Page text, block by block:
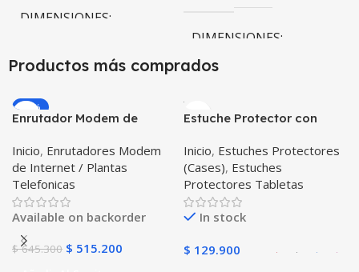
DIMENSIONES
10 × 10 × 10 cm
DIMENSIONES
COLOR Negro ,Rosa
PULSO ADICIONAL
Goma , Metalizado
Productos más comprados
-20%
Enrutador Modem de
Libre Todo Operador 4G
LTE SIMCARD
Inicio, Enrutadores Modem
de Internet / Plantas
Telefonicas
Available on backorder
$645.300 $ 515.200
Estuche Protector con
Tablet Samsung Galaxy
Tab A8 10.5 2021 – 2022
SM-x200 SM-x205 Anti
golpes con soporte
Inicio, Estuches Protectores
(Cases), Estuches
Protectores Tabletas
In stock
$ 129.900